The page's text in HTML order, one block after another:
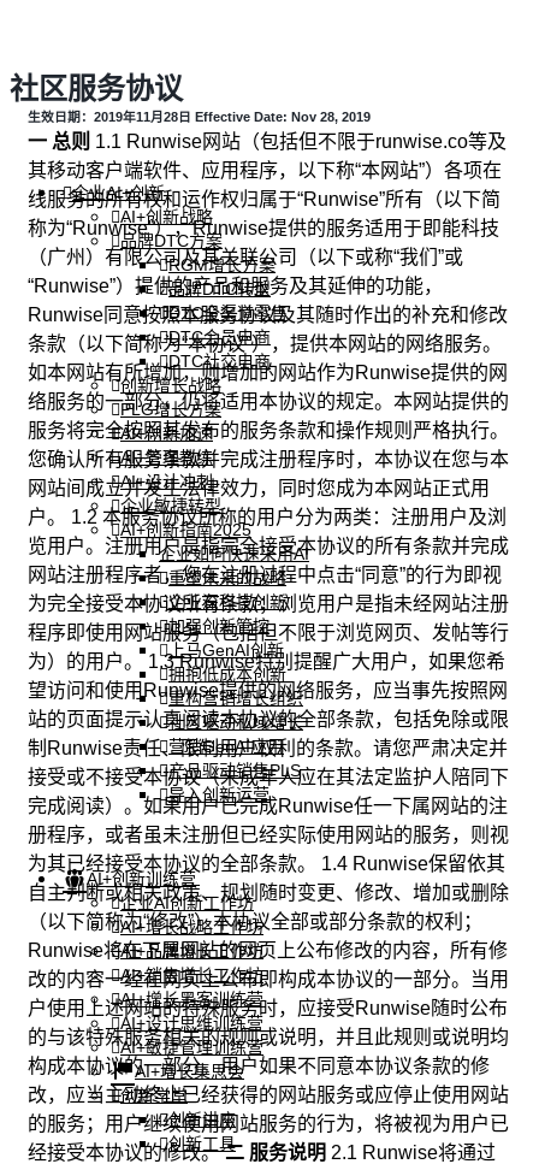
企业AI+创新
AI+创新战略
品牌DTC方案
RGM增长方案
品牌DTC转型
DTC全渠道零售
DTC会员电商
DTC社交电商
创新增长战略
PLG增长方案
AI+创新加速
AI+管理教练
AI+设计冲刺
企业敏捷转型
AI+创新指南2025
企业如何快速采用AI
重塑未来的战略
企业深科技创新
加强创新管控
上马GenAI创新
拥抱低成本创新
重构营销增长组织
社区驱动私域增长
营销GenAI应用
产品驱动销售PLS
导入创新运营
AI+创新训练营
企业AI创新工作坊
AI+增长战略工作坊
AI+品牌增长工作坊
AI+销售增长工作坊
AI+增长黑客训练营
AI+设计思维训练营
AI+敏捷管理训练营
AI+增长集思会
创新学堂
创新讲座
创新工具
社区服务协议
生效日期：2019年11月28日 Effective Date: Nov 28, 2019
一 总则 1.1 Runwise网站（包括但不限于runwise.co等及
其移动客户端软件、应用程序，以下称“本网站”）各项在
线服务的所有权和运作权归属于“Runwise”所有（以下简
称为“Runwise”），Runwise提供的服务适用于即能科技
（广州）有限公司及其关联公司（以下或称“我们”或
“Runwise”）提供的产品和服务及其延伸的功能，
Runwise同意按照本服务协议及其随时作出的补充和修改
条款（以下简称为“本协议”），提供本网站的网络服务。
如本网站有所增加，则增加的网站作为Runwise提供的网
络服务的一部分，仍将适用本协议的规定。本网站提供的
服务将完全按照其发布的服务条款和操作规则严格执行。
您确认所有服务条款并完成注册程序时，本协议在您与本
网站间成立并发生法律效力，同时您成为本网站正式用
户。 1.2 本服务协议所称的用户分为两类：注册用户及浏
览用户。注册用户是指完全接受本协议的所有条款并完成
网站注册程序者，您在注册过程中点击“同意”的行为即视
为完全接受本协议所有条款；浏览用户是指未经网站注册
程序即使用网站服务（包括但不限于浏览网页、发帖等行
为）的用户。 1.3 Runwise特别提醒广大用户，如果您希
望访问和使用Runwise提供的网络服务，应当事先按照网
站的页面提示认真阅读本协议的全部条款，包括免除或限
制Runwise责任、限制用户权利的条款。请您严肃决定并
接受或不接受本协议（未成年人应在其法定监护人陪同下
完成阅读）。如果用户已完成Runwise任一下属网站的注
册程序，或者虽未注册但已经实际使用网站的服务，则视
为其已经接受本协议的全部条款。 1.4 Runwise保留依其
自主判断或相关政策、规划随时变更、修改、增加或删除
（以下简称为“修改”）本协议全部或部分条款的权利；
Runwise将在下属网站的网页上公布修改的内容，所有修
改的内容一经在网页上公布即构成本协议的一部分。当用
户使用上述网站的特殊服务时，应接受Runwise随时公布
的与该特殊服务相关的规则或说明，并且此规则或说明均
构成本协议的一部分。用户如果不同意本协议条款的修
改，应当主动终止已经获得的网站服务或应停止使用网站
的服务；用户继续使用网站服务的行为，将被视为用户已
经接受本协议的修改。二 服务说明 2.1 Runwise将通过